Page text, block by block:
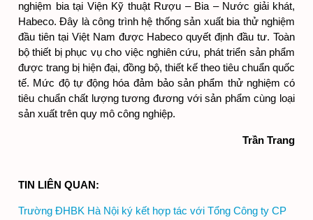
nghiệm bia tại Viện Kỹ thuật Rượu – Bia – Nước giải khát,
Habeco. Đây là công trình hệ thống sản xuất bia thử nghiệm
đầu tiên tại Việt Nam được Habeco quyết định đầu tư. Toàn
bộ thiết bị phục vụ cho việc nghiên cứu, phát triển sản phẩm
được trang bị hiện đại, đồng bộ, thiết kế theo tiêu chuẩn quốc
tế. Mức độ tự động hóa đảm bảo sản phẩm thử nghiệm có
tiêu chuẩn chất lượng tương đương với sản phẩm cùng loại
sản xuất trên quy mô công nghiệp.
Trần Trang
TIN LIÊN QUAN:
Trường ĐHBK Hà Nội ký kết hợp tác với Tổng Công ty CP